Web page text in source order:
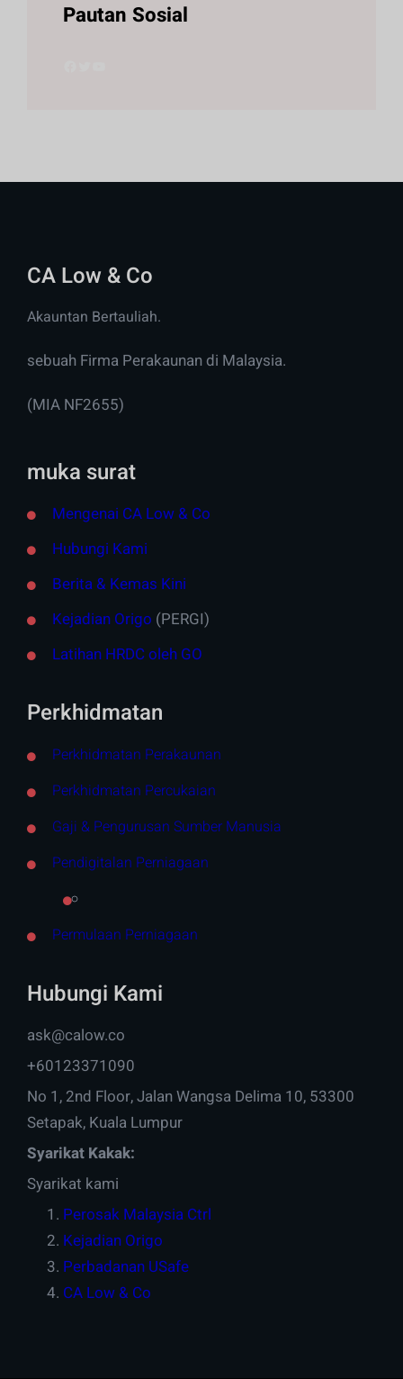
Pautan Sosial
CA Low & Co
Akauntan Bertauliah.
sebuah Firma Perakaunan di Malaysia.
(MIA NF2655)
muka surat
Mengenai CA Low & Co
Hubungi Kami
Berita & Kemas Kini
Kejadian Origo (PERGI)
Latihan HRDC oleh GO
Perkhidmatan
Perkhidmatan Perakaunan
Perkhidmatan Percukaian
Gaji & Pengurusan Sumber Manusia
Pendigitalan Perniagaan
Permulaan Perniagaan
Hubungi Kami
ask@calow.co
+60123371090
No 1, 2nd Floor, Jalan Wangsa Delima 10, 53300
Setapak, Kuala Lumpur
Syarikat Kakak:
Syarikat kami
Perosak Malaysia Ctrl
Kejadian Origo
Perbadanan USafe
CA Low & Co